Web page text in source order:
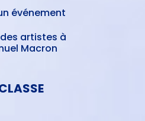
événement
artistes à
Macron